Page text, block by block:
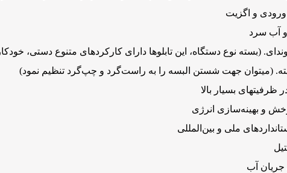
ورودی و اگزیت
و آب سرد
(بسته نوع دستگاه، این تابلوها دارای کارکردهای متنوع دستی،
و بهینه‌سازی انرژی
ملی و بین‌المللی
آب